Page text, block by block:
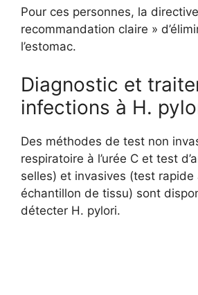
Pour ces personnes, la
recommandation claire »
l’estomac.
Diagnostic et
infections à H.
Des méthodes de test non
respiratoire à l’urée C et test
selles) et invasives (test rapide
échantillon de tissu) sont
détecter H. pylori.